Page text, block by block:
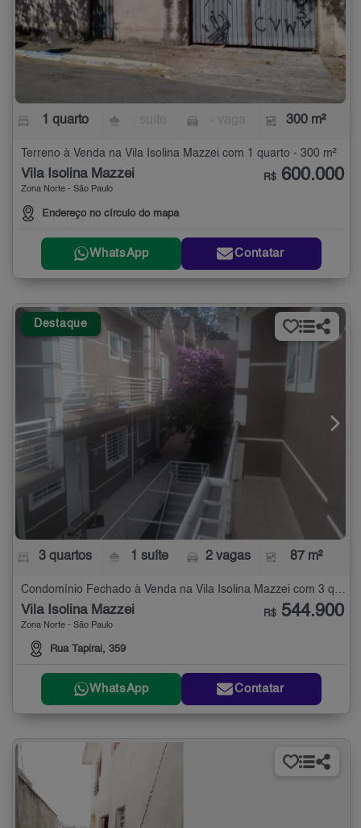
1 quarto 300 m²
Terreno à Venda na Vila Isolina Mazzei com 1 quarto - 300 m²
Vila Isolina Mazzei
Zona Norte - São Paulo
Endereço no círculo do mapa
R$ 600.000
WhatsApp Contatar
Destaque
3 quartos 1 suíte 2 vagas 87 m²
Vila Isolina Mazzei
Zona Norte - São Paulo
Rua Tapirai, 359
R$ 544.900
WhatsApp Contatar